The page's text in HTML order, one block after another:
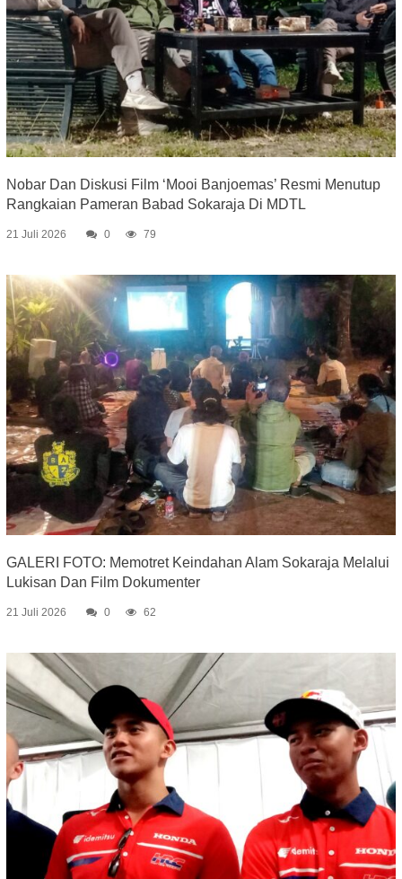
Nobar Dan Diskusi Film ‘Mooi Banjoemas’ Resmi Menutup
Rangkaian Pameran Babad Sokaraja Di MDTL
21 Juli 2026 0 79
GALERI FOTO: Memotret Keindahan Alam Sokaraja Melalui
Lukisan Dan Film Dokumenter
21 Juli 2026 0 62